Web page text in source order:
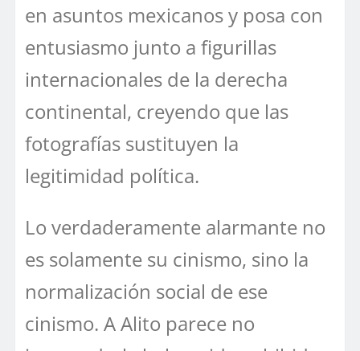
en asuntos mexicanos y posa con
entusiasmo junto a figurillas
internacionales de la derecha
continental, creyendo que las
fotografías sustituyen la
legitimidad política.
Lo verdaderamente alarmante no
es solamente su cinismo, sino la
normalización social de ese
cinismo. A Alito parece no